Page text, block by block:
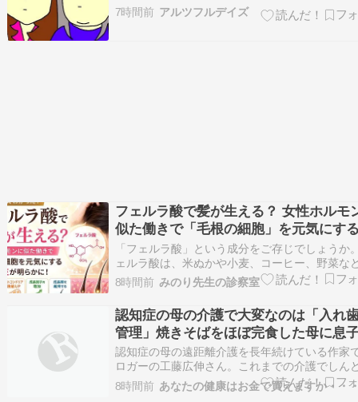
を書いていましたが、あーちゃんは2024年1月
永眠いたしました。詳しくはこちらをどうぞ↓
7時間前 アルツフルデイズ
フェルラ酸で髪が生える？ 女性ホルモ
似た働きで「毛根の細胞」を元気にす
能性
「フェルラ酸」という成分をご存じでしょうか
ェルラ酸は、米ぬかや小麦、コーヒー、野菜な
も含まれるポリフェノールの一種です。 診療所
認知症サプリとしてコロナ前から取り入れてい
た。 コロナ禍ではワクチン後遺症治療にも処方
大活躍した成分です。 https://bl…
8時間前 みのり先生の診察室
認知症の母の介護で大変なのは「入れ
管理」焼きそばをほぼ完食した母に息
血の気が引いた理由
認知症の母の遠距離介護を長年続けている作家
ロガーの工藤広伸さん。これまでの介護でしん
ったことに「母の入れ歯の管理」がある。入れ
破損や作り直しなど帰省のたびに歯科通院をサ
8時間前 あなたの健康はお金で買えますか・・